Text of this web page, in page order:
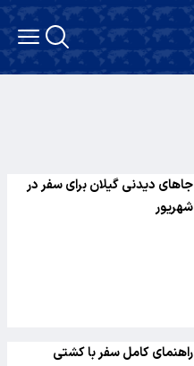
جاهای دیدنی گیلان برای سفر در
شهریور
راهنمای کامل سفر با کشتی